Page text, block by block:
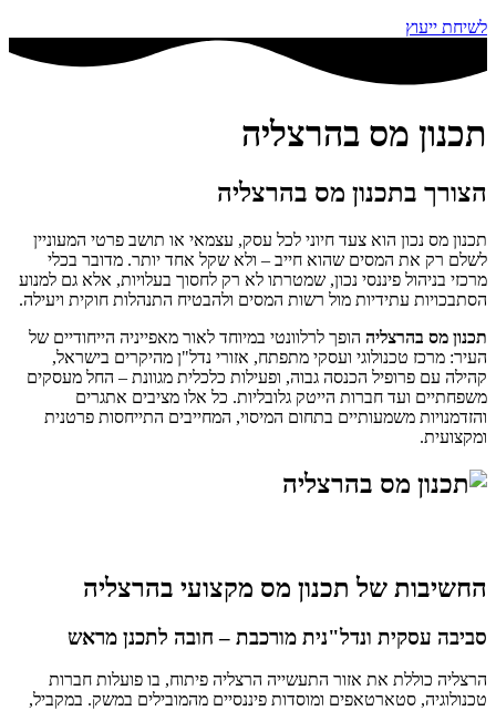
לשיחת ייעוץ
תכנון מס בהרצליה
הצורך בתכנון מס בהרצליה
תכנון מס נכון הוא צעד חיוני לכל עסק, עצמאי או תושב פרטי המעוניין
לשלם רק את המסים שהוא חייב – ולא שקל אחד יותר. מדובר בכלי
מרכזי בניהול פיננסי נכון, שמטרתו לא רק לחסוך בעלויות, אלא גם למנוע
הסתבכויות עתידיות מול רשות המסים ולהבטיח התנהלות חוקית ויעילה.
תכנון מס בהרצליה הופך לרלוונטי במיוחד לאור מאפייניה הייחודיים של
העיר: מרכז טכנולוגי ועסקי מתפתח, אזורי נדל"ן מהיקרים בישראל,
קהילה עם פרופיל הכנסה גבוה, ופעילות כלכלית מגוונת – החל מעסקים
משפחתיים ועד חברות הייטק גלובליות. כל אלו מציבים אתגרים
והזדמנויות משמעותיים בתחום המיסוי, המחייבים התייחסות פרטנית
ומקצועית.
החשיבות של תכנון מס מקצועי בהרצליה
סביבה עסקית ונדל"נית מורכבת – חובה לתכנן מראש
הרצליה כוללת את אזור התעשייה הרצליה פיתוח, בו פועלות חברות
טכנולוגיה, סטארטאפים ומוסדות פיננסיים מהמובילים במשק. במקביל,